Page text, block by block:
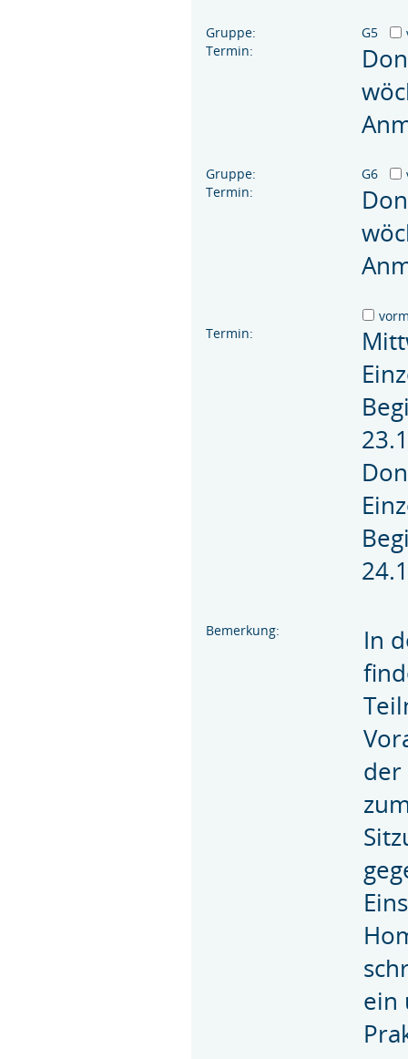
Gruppe: G5
Termin:
Gruppe: G6
Termin:
Termin:
Bemerkung:
In
der
ein